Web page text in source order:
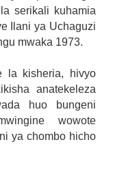
serikali kuhamia
Ilani ya Uchaguzi
mwaka 1973.
la kisheria, hivyo
anatekeleza
huo bungeni
wowote
ya chombo hicho